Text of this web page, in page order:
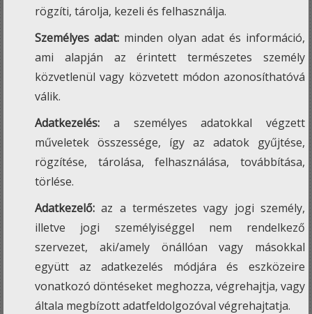
rögzíti, tárolja, kezeli és felhasználja.
Személyes adat: minden olyan adat és információ,
ami alapján az érintett természetes személy
közvetlenül vagy közvetett módon azonosíthatóvá
válik.
Adatkezelés: a személyes adatokkal végzett
műveletek összessége, így az adatok gyűjtése,
rögzítése, tárolása, felhasználása, továbbítása,
törlése.
Adatkezelő: az a természetes vagy jogi személy,
illetve jogi személyiséggel nem rendelkező
szervezet, aki/amely önállóan vagy másokkal
együtt az adatkezelés módjára és eszközeire
vonatkozó döntéseket meghozza, végrehajtja, vagy
általa megbízott adatfeldolgozóval végrehajtatja.